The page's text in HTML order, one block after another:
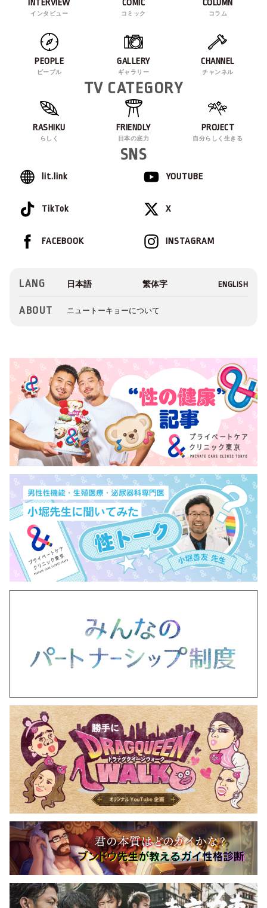
INTERVIEW
インタビュー
COMIC
コミック
COLUMN
コラム
PEOPLE
ピープル
GALLERY
ギャラリー
CHANNEL
チャンネル
TV CATEGORY
RASHIKU
らしく
FRIENDLY
日本の底力
PROJECT
自分らしく生きる
SNS
lit.link YOUTUBE
TikTok X
INSTAGRAM
FACEBOOK
LANG
ABOUT ニュートーキョーについて